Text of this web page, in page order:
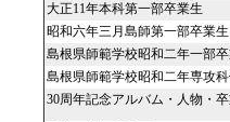
大正11年本科第一部卒業生
昭和六年三月島師第一部卒業生
島根県師範学校昭和二年一部
島根県師範学校昭和二年専攻
30周年記念アルバム・人物・